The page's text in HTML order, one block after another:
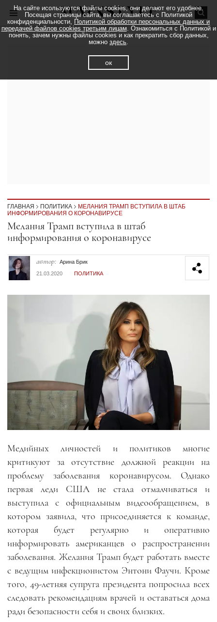
ГЛАВНАЯ ПОЛИТИКА
МЕЛАНИЯ ТРАМП ВСТУПИЛА В ШТАБ
ИНФОРМИРОВАНИЯ О КОРОНАВИРУСЕ
Секция статей
Мелания Трамп вступила в штаб
информирования о коронавирусе
автор: Арина Брик
21.03.2020
ПОЛИТИКА
Медийных личностей и политиков многие
критикуют за отсутствие должной реакции на
проблему заболевания коронавирусом. Однако
первая леди США не стала отмалчиваться и
выступила с официальным видеообращением, в
котором заявила, что присоединяется к команде,
которая будет регулярно и оперативно
информировать американцев о распространении
заболевания. Желания Трамп будет работать вместе
с ведущим инфекционистом Энтони Фаучи. Кроме
того, 49-летняя супруга президента попросила всех
следовать рекомендациям врачей и оставаться дома
ради безопасности себя и своих близких.
На сайте исользуются файлы cookies, они делают его удобнее.
Посещая страницы сайта, вы соглашаетесь с Политикой
конфиденциальности, Политикой обработки персональных данных и
передачей файлов cookies третьим лицам. Ознакомиться с Политикой и
понять, зачем нужны файлы cookies и как прекратить сбор данных,
можно здесь.
ок